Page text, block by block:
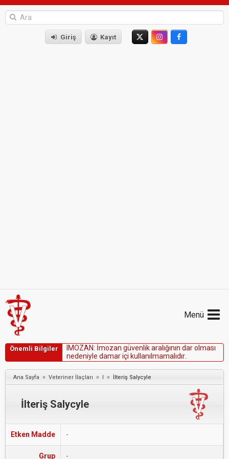
Giriş Kayıt
Menü
Önemli Bilgiler MOZAN: İmozan güven ikara ığının daro ması
nedeniye damariçi ku anı mama ıdır
Ana Sayfa » Veteriner İlaçları » I » İlteriş Salycyle
İlteriş Salycyle
Etken Madde -
Grup -